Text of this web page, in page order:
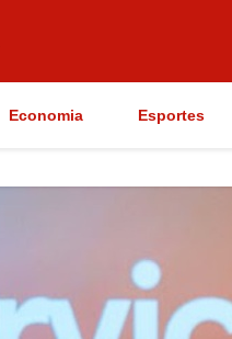
Economia Esportes